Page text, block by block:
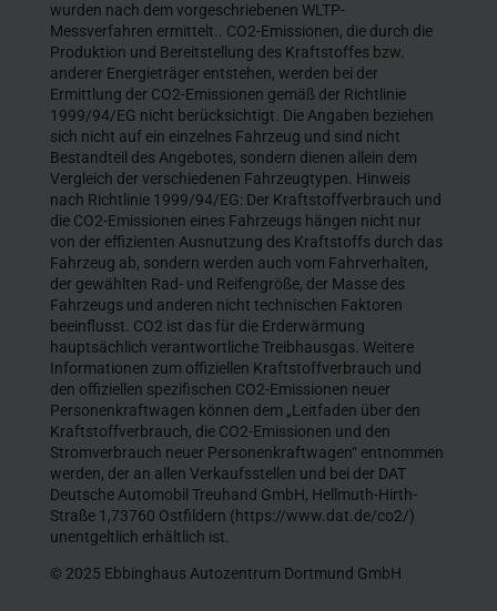
wurden nach dem vorgeschriebenen WLTP-
Messverfahren ermittelt.. CO2-Emissionen, die durch die
Produktion und Bereitstellung des Kraftstoffes bzw.
anderer Energieträger entstehen, werden bei der
Ermittlung der CO2-Emissionen gemäß der Richtlinie
1999/94/EG nicht berücksichtigt. Die Angaben beziehen
sich nicht auf ein einzelnes Fahrzeug und sind nicht
Bestandteil des Angebotes, sondern dienen allein dem
Vergleich der verschiedenen Fahrzeugtypen. Hinweis
nach Richtlinie 1999/94/EG: Der Kraftstoffverbrauch und
die CO2-Emissionen eines Fahrzeugs hängen nicht nur
von der effizienten Ausnutzung des Kraftstoffs durch das
Fahrzeug ab, sondern werden auch vom Fahrverhalten,
der gewählten Rad- und Reifengröße, der Masse des
Fahrzeugs und anderen nicht technischen Faktoren
beeinflusst. CO2 ist das für die Erderwärmung
hauptsächlich verantwortliche Treibhausgas. Weitere
Informationen zum offiziellen Kraftstoffverbrauch und
den offiziellen spezifischen CO2-Emissionen neuer
Personenkraftwagen können dem „Leitfaden über den
Kraftstoffverbrauch, die CO2-Emissionen und den
Stromverbrauch neuer Personenkraftwagen“ entnommen
werden, der an allen Verkaufsstellen und bei der DAT
Deutsche Automobil Treuhand GmbH, Hellmuth-Hirth-
Straße 1,73760 Ostfildern (https://www.dat.de/co2/)
unentgeltlich erhältlich ist.
© 2025 Ebbinghaus Autozentrum Dortmund GmbH